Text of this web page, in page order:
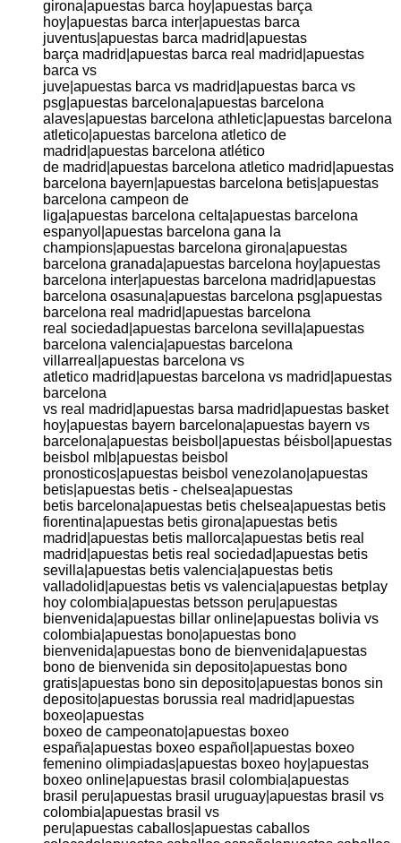
girona|apuestas barca hoy|apuestas barça
hoy|apuestas barca inter|apuestas barca
juventus|apuestas barca madrid|apuestas
barça madrid|apuestas barca real madrid|apuestas
barca vs
juve|apuestas barca vs madrid|apuestas barca vs
psg|apuestas barcelona|apuestas barcelona
alaves|apuestas barcelona athletic|apuestas barcelona
atletico|apuestas barcelona atletico de
madrid|apuestas barcelona atlético
de madrid|apuestas barcelona atletico madrid|apuestas
barcelona bayern|apuestas barcelona betis|apuestas
barcelona campeon de
liga|apuestas barcelona celta|apuestas barcelona
espanyol|apuestas barcelona gana la
champions|apuestas barcelona girona|apuestas
barcelona granada|apuestas barcelona hoy|apuestas
barcelona inter|apuestas barcelona madrid|apuestas
barcelona osasuna|apuestas barcelona psg|apuestas
barcelona real madrid|apuestas barcelona
real sociedad|apuestas barcelona sevilla|apuestas
barcelona valencia|apuestas barcelona
villarreal|apuestas barcelona vs
atletico madrid|apuestas barcelona vs madrid|apuestas
barcelona
vs real madrid|apuestas barsa madrid|apuestas basket
hoy|apuestas bayern barcelona|apuestas bayern vs
barcelona|apuestas beisbol|apuestas béisbol|apuestas
beisbol mlb|apuestas beisbol
pronosticos|apuestas beisbol venezolano|apuestas
betis|apuestas betis - chelsea|apuestas
betis barcelona|apuestas betis chelsea|apuestas betis
fiorentina|apuestas betis girona|apuestas betis
madrid|apuestas betis mallorca|apuestas betis real
madrid|apuestas betis real sociedad|apuestas betis
sevilla|apuestas betis valencia|apuestas betis
valladolid|apuestas betis vs valencia|apuestas betplay
hoy colombia|apuestas betsson peru|apuestas
bienvenida|apuestas billar online|apuestas bolivia vs
colombia|apuestas bono|apuestas bono
bienvenida|apuestas bono de bienvenida|apuestas
bono de bienvenida sin deposito|apuestas bono
gratis|apuestas bono sin deposito|apuestas bonos sin
deposito|apuestas borussia real madrid|apuestas
boxeo|apuestas
boxeo de campeonato|apuestas boxeo
españa|apuestas boxeo español|apuestas boxeo
femenino olimpiadas|apuestas boxeo hoy|apuestas
boxeo online|apuestas brasil colombia|apuestas
brasil peru|apuestas brasil uruguay|apuestas brasil vs
colombia|apuestas brasil vs
peru|apuestas caballos|apuestas caballos